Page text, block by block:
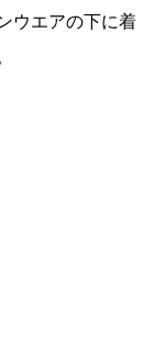
ウエアの下に着